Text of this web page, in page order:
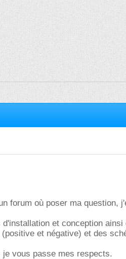
forum où poser ma question,
et conception ainsi
et négative) et des
je vous passe mes respects.